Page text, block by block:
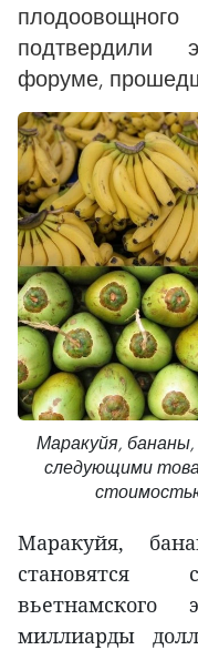
подтвердили
форуме,
Маракуйя,
следующими
Маракуйя,
становятся
вьетнамского
миллиарды